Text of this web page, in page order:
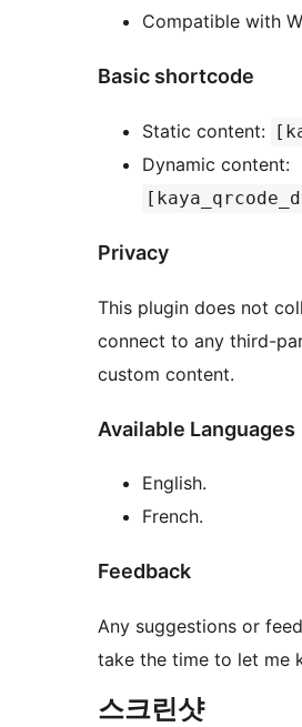
Compatible with
Basic shortcode
Static content:
Dynamic content:
Privacy
This plugin does not
connect to any third-
custom content.
Available Languages
English.
French.
Feedback
Any suggestions or
take the time to let me
스크린샷